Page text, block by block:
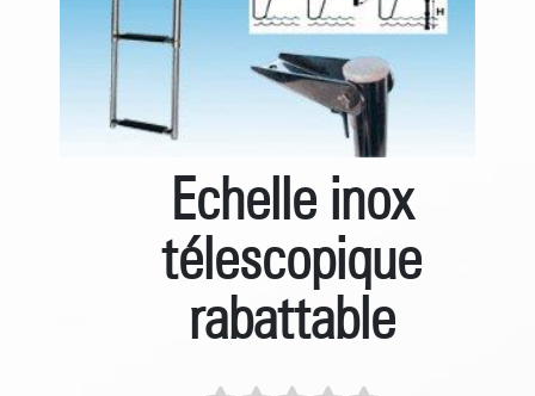
Echelle inox
télescopique
rabattable